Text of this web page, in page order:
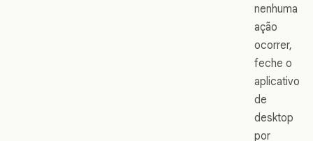
nenhuma
ação
ocorrer,
feche o
aplicativo
de
desktop
por